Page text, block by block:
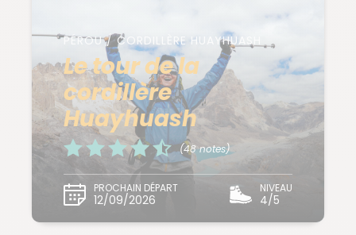
PÉROU / CORDILLÈRE HUAYHUASH
Le tour de la
cordillère
Huayhuash
(48 notes)
PROCHAIN DÉPART
12/09/2026
NIVEAU
4/5